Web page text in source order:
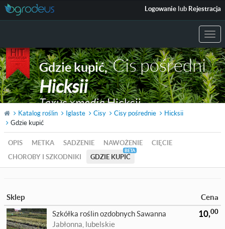
Logowanie lub Rejestracja
Gdzie kupić,Cis pośredni
Hicksii
Taxus ×mediaHicksii
Katalog roślin Iglaste Cisy Cisy pośrednie
Hicksii
Gdzie kupić
OPIS METKA SADZENIE NAWOŻENIE
CIĘCIE
CHOROBY I SZKODNIKI
GDZIE KUPIĆ
Sklep
Cena
Szkółka roślin ozdobnych Sawanna
Jabłonna, lubelskie
10,00